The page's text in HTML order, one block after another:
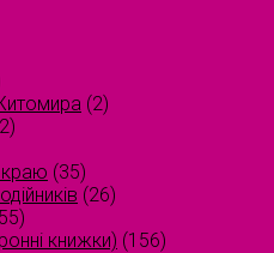
(2)
краю (35)
(26)
книжки) (156)